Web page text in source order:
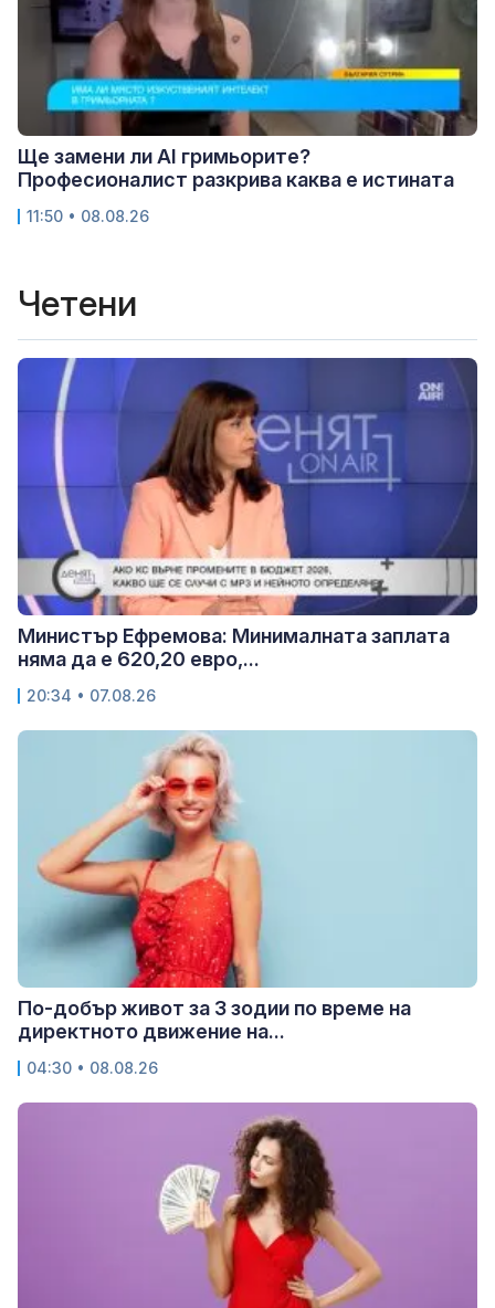
Ще замени ли AI гримьорите?
Професионалист разкрива каква е истината
11:50 • 08.08.26
Четени
Министър Ефремова: Минималната заплата
няма да е 620,20 евро,...
20:34 • 07.08.26
По-добър живот за 3 зодии по време на
директното движение на...
04:30 • 08.08.26